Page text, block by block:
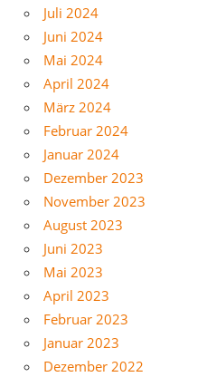
Juli 2024
Juni 2024
Mai 2024
April 2024
März 2024
Februar 2024
Januar 2024
Dezember 2023
November 2023
August 2023
Juni 2023
Mai 2023
April 2023
Februar 2023
Januar 2023
Dezember 2022